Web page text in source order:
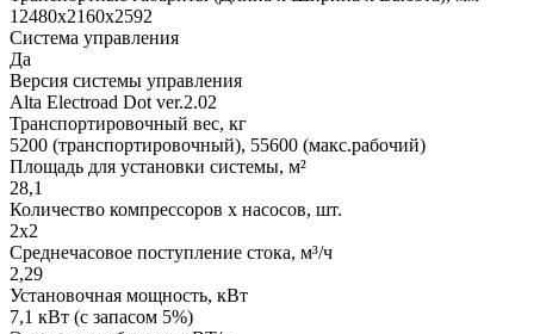
12480х2160х2592
Система управления
Да
Версия системы управления
Alta Electroad Dot ver.2.02
Транспортировочный вес, кг
5200 (транспортировочный), 55600 (макс.рабочий)
Площадь для установки системы, м²
28,1
Количество компрессоров х насосов, шт.
2х2
Среднечасовое поступление стока, м³/ч
2,29
Установочная мощность, кВт
7,1 кВт (с запасом 5%)